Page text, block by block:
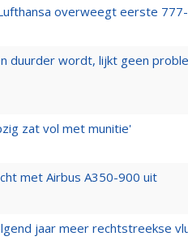
overweegt eerste
duurder wordt, lijkt geen
zat vol met munitie'
met Airbus A350-900 uit
jaar meer rechtstreekse